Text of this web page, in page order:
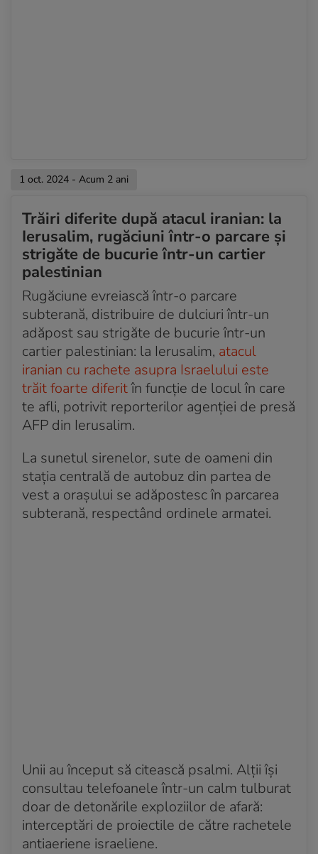
1 oct. 2024 - Acum 2 ani
Trăiri diferite după atacul iranian: la
Ierusalim, rugăciuni într-o parcare și
strigăte de bucurie într-un cartier
palestinian
Rugăciune evreiască într-o parcare
subterană, distribuire de dulciuri într-un
adăpost sau strigăte de bucurie într-un
cartier palestinian: la Ierusalim, atacul
iranian cu rachete asupra Israelului este
trăit foarte diferitîn funcție de locul în care
te afli, potrivit reporterilor agenției de presă
AFP din Ierusalim.
La sunetul sirenelor, sute de oameni din
stația centrală de autobuz din partea de
vest a orașului se adăpostesc în parcarea
subterană, respectând ordinele armatei.
Unii au început să citească psalmi. Alții își
consultau telefoanele într-un calm tulburat
doar de detonările exploziilor de afară:
interceptări de proiectile de către rachetele
antiaeriene israeliene.